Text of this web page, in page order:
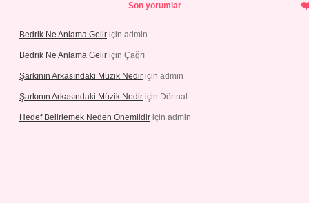
Son yorumlar
Bedrik Ne Anlama Gelir için admin
Bedrik Ne Anlama Gelir için Çağrı
Şarkının Arkasındaki Müzik Nedir için admin
Şarkının Arkasındaki Müzik Nedir için Dörtnal
Hedef Belirlemek Neden Önemlidir için admin